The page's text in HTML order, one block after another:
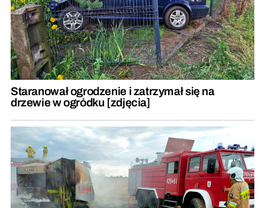
Staranował ogrodzenie i zatrzymał się na
drzewie w ogródku [zdjęcia]